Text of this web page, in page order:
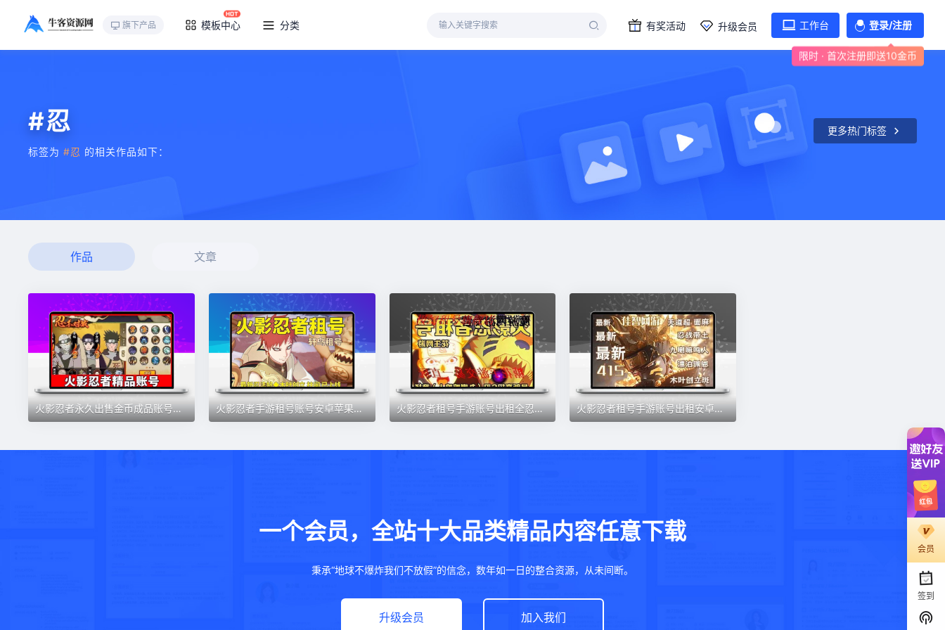
旗下产品 模板中心 分类 有奖活动 升级会员 工作台 登录/注册
限时 · 首次注册即送10金币
#忍
标签为 #忍 的相关作品如下：
更多热门标签
作品 文章
火影忍者永久出售金币成品账号水门忍高战力秽土面具带土天道波斑 火影忍者手游租号账号安卓苹果红夜带土42S全忍租号便宜低价 火影忍者租号手游账号出租全忍者忍战带土鸣人死门凯天道超面麻 火影忍者租号手游账号出租安卓苹果红夜带土41S全忍租号便宜低价
一个会员，全站十大品类精品内容任意下载
秉承“地球不爆炸我们不放假”的信念，数年如一日的整合资源，从未间断。
升级会员 加入我们
会员
签到